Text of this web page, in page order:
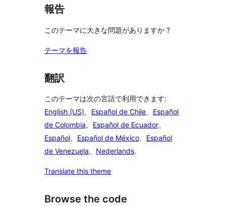
報告
このテーマに大きな問題がありますか ?
テーマを報告
翻訳
このテーマは次の言語で利用できます:
English (US)、 Español de Chile、 Español
de Colombia、 Español de Ecuador、
Español、 Español de México、 Español
de Venezuela、 Nederlands.
Translate this theme
Browse the code